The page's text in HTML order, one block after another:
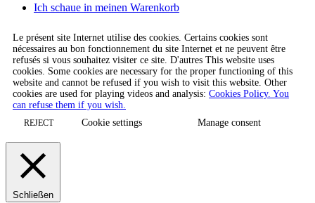
Ich schaue in meinen Warenkorb
Le présent site Internet utilise des cookies. Certains cookies sont
nécessaires au bon fonctionnement du site Internet et ne peuvent être
refusés si vous souhaitez visiter ce site. D'autres This website uses
cookies. Some cookies are necessary for the proper functioning of this
website and cannot be refused if you wish to visit this website. Other
cookies are used for playing videos and analysis: Cookies Policy. You
can refuse them if you wish.
REJECT Cookie settings Manage consent
Schließen